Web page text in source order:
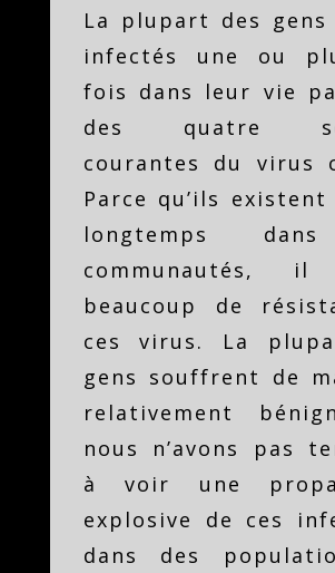
La plupart des gens
infectés une ou
fois dans leur vie
des quatre
courantes du virus
Parce qu’ils existent
longtemps
communautés,
beaucoup de
ces virus. La
gens souffrent de
relativement
nous n’avons pas
à voir une
explosive de ces
dans des